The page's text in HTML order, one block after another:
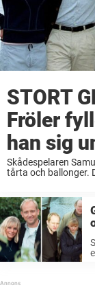
STORT
Fröler
han sig
Skådespelaren
tårta och ballonger.